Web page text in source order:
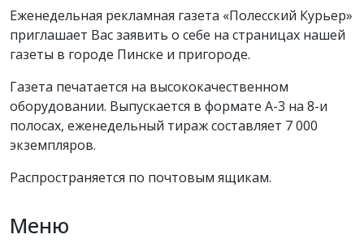
Еженедельная рекламная газета «Полесский Курьер»
приглашает Вас заявить о себе на страницах нашей
газеты в городе Пинске и пригороде.
Газета печатается на высококачественном
оборудовании. Выпускается в формате А-3 на 8-и
полосах, еженедельный тираж составляет 7 000
экземпляров.
Распространяется по почтовым ящикам.
Меню